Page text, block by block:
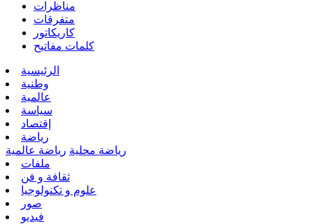
مناظرات
متفرقات
كاريكاتور
كلمات مفاتيح
الرئيسية
وطنية
عالمية
سياسة
إقتصاد
رياضة
رياضة محلية رياضة عالمية
ملفات
ثقافة و فن
علوم و تكنولوجيا
صور
فيديو